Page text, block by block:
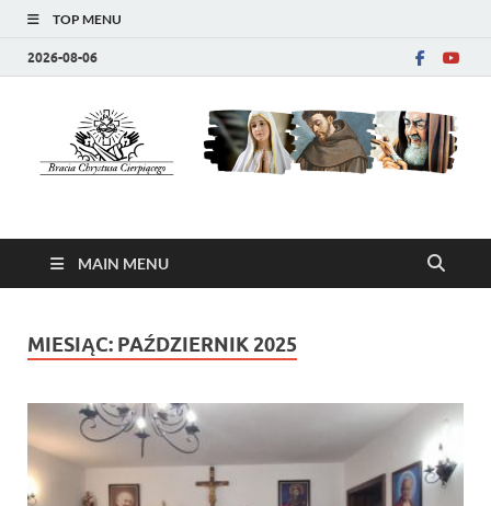
TOP MENU
2026-08-06
Bracia Chrystusa
Cierpiącego (SFCHP)
MAIN MENU
MIESIĄC: PAŹDZIERNIK 2025